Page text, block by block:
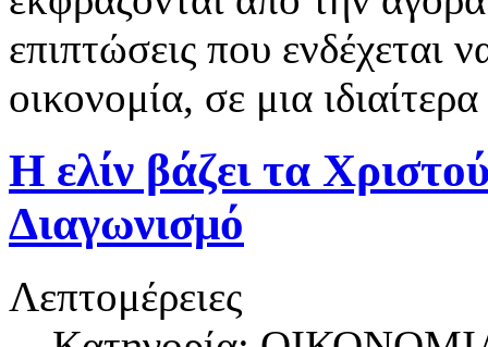
επιπτώσεις που ενδέχεται
οικονομία, σε μια
Η ελίν βάζει τα
Διαγωνισμό
Λεπτομέρειες